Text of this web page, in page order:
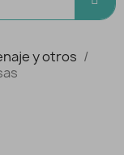
y otros